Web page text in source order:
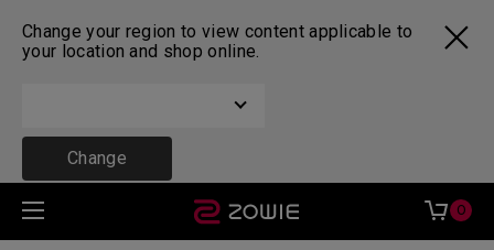
Change your region to view content applicable to
your location and shop online.
Change
0